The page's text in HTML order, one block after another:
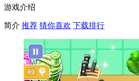
游戏介绍
简介 推荐 猜你喜欢 下载排行